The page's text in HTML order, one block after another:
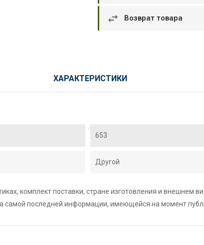
назначенного
Анвар, спасибо ему!
Оформляют заказ и доставляют
Возврат товара
ХАРАКТЕРИСТИКИ
653
Другой
комплект поставки, стране изготовления и внешнем
самой последней информации, имеющейся на момент